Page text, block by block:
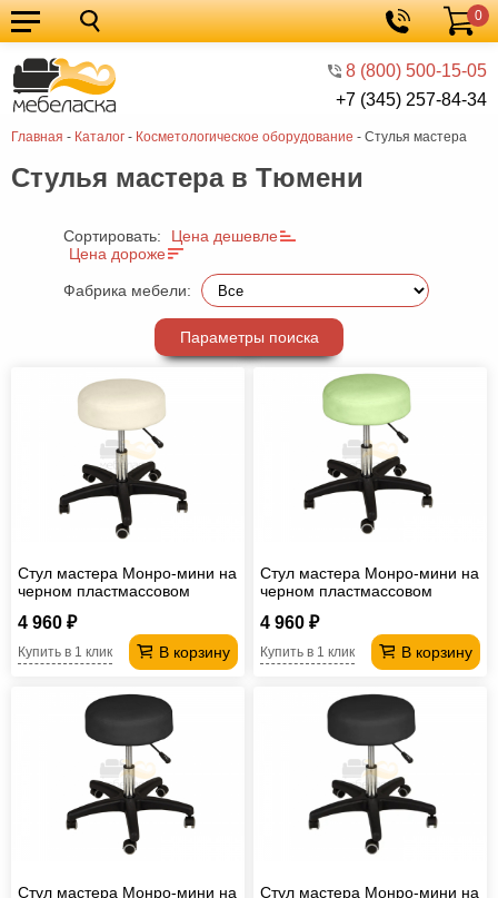
8 (800) 500-15-05
+7 (345) 257-84-34
Корзина
0
Главная - Каталог - Косметологическое оборудование - Стулья мастера
Кухонные
гарнитуры
Мебель
для
кухни
Мебель
для
спальни
Кровати
Шкафы
Детская
Офисная
под
компьютер
Мебель
для
ванной
Мебель
трансформер
Матрасы
ротанга
Косметологическое
Стулья мастера в Тюмени
Сортировать:
Цена дешевле
Цена дороже
Фабрика мебели:
Параметры поиска
Стул мастера Монро-мини на
черном пластмассовом
4 960 ₽
В корзину
Купить в 1 клик
Стул мастера Монро-мини на
черном пластмассовом
4 960 ₽
В корзину
Купить в 1 клик
Стул мастера Монро-мини на
Стул мастера Монро-мини на